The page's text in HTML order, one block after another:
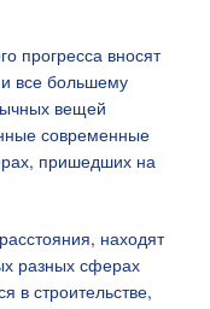
прогресса вносят
все большему
вещей
современные
пришедших на
находят
разных сферах
в строительстве,